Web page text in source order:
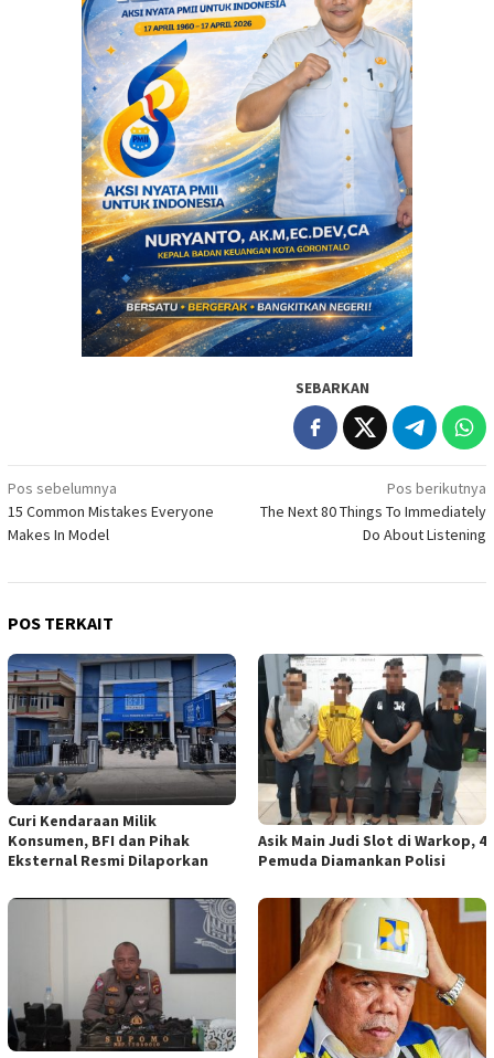
SEBARKAN
Navigasi
pos
Pos sebelumnya
15 Common Mistakes Everyone
Makes In Model
Pos berikutnya
The Next 80 Things To Immediately
Do About Listening
POS TERKAIT
Curi Kendaraan Milik
Konsumen, BFI dan Pihak
Eksternal Resmi Dilaporkan
Asik Main Judi Slot di Warkop, 4
Pemuda Diamankan Polisi